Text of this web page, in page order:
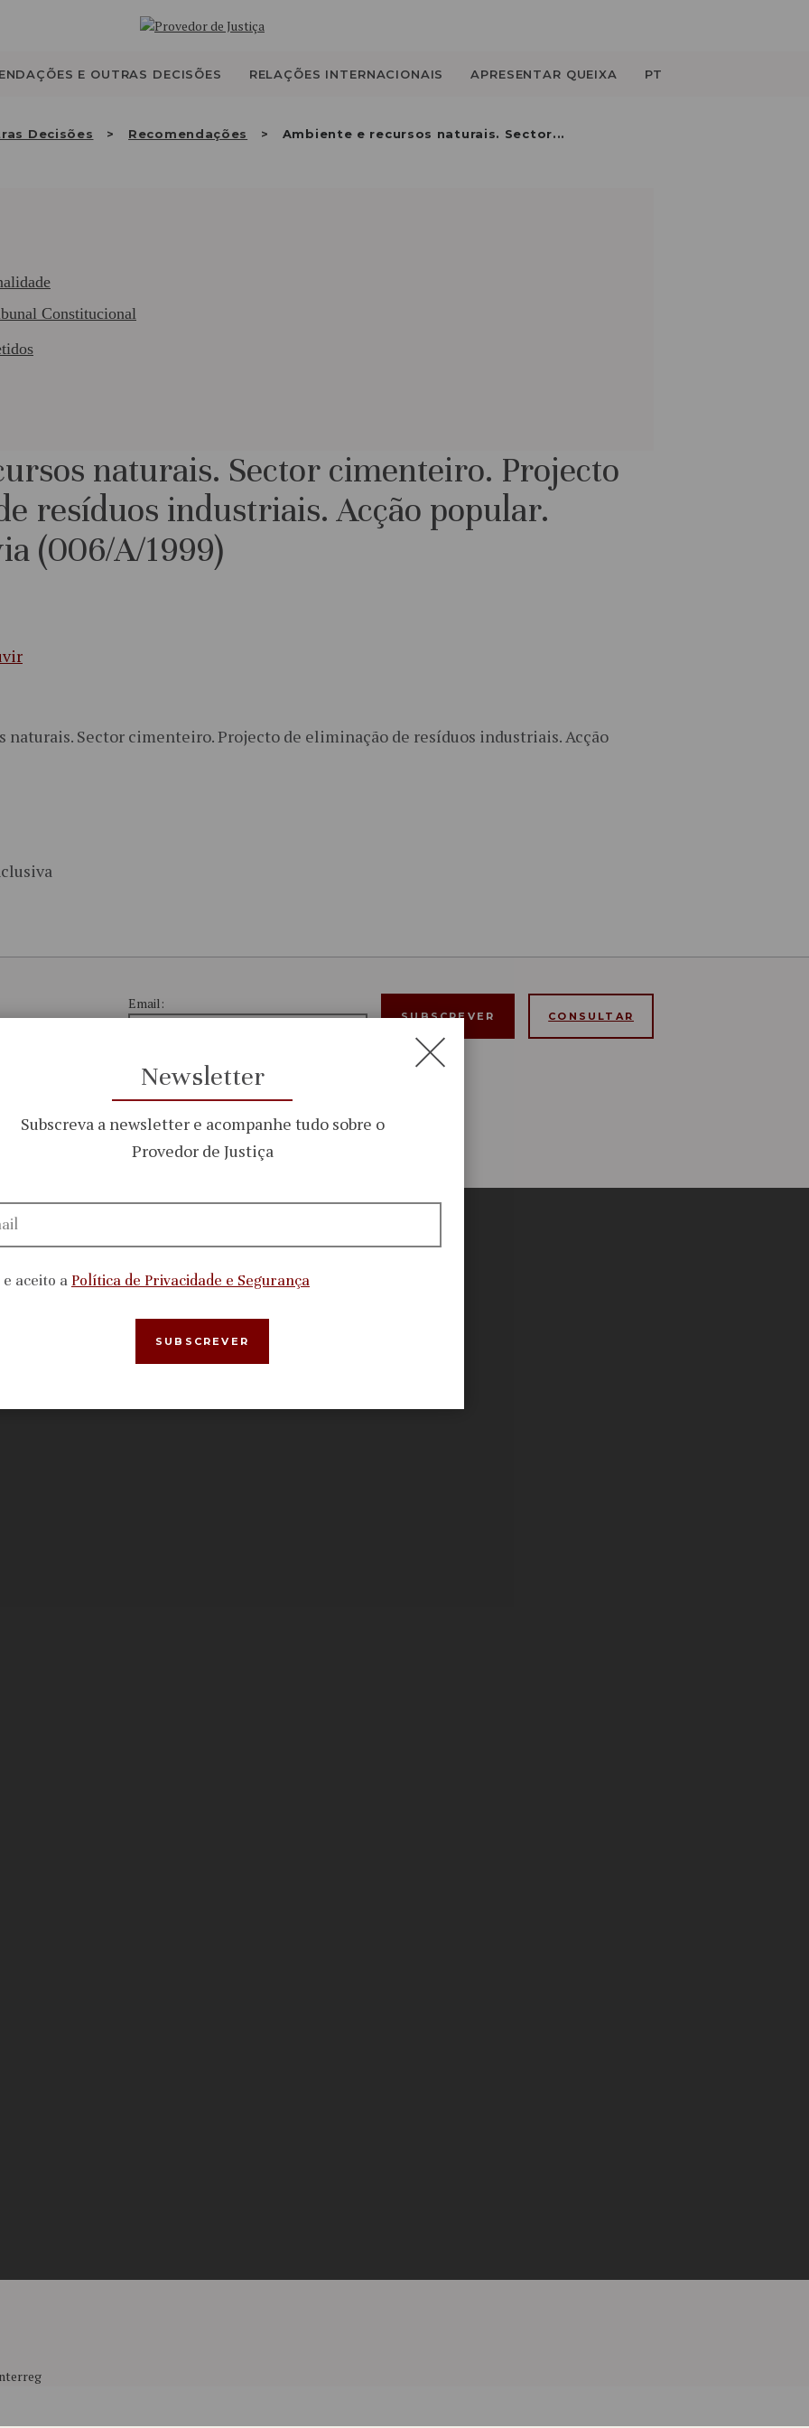
E OUTRAS DECISÕES RELAÇÕES INTERNACIONAIS APRESENTAR QUEIXA PT
Decisões Recomendações Ambiente e recursos naturais. Sector...
QUEM SOMOS
ATIVIDADE
RECOMENDAÇÕES E
APRESENTAR QUEIXA
Constitucional
naturais. Sector cimenteiro. Projecto
resíduos industriais. Acção popular.
(006/A/1999)
naturais. Sector cimenteiro. Projecto de eliminação de resíduos industriais. Acção
trabalho e
Email:
Li e aceito a Política de
Privacidade e Segurança
CONSULTAR
Newsletter
Subscreva a newsletter e acompanhe tudo sobre o
Provedor de Justiça
e aceito a Política de Privacidade e Segurança